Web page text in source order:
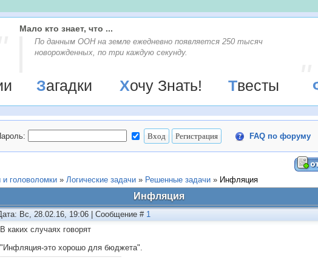
Мало кто знает, что ...
По данным ООН на земле ежедневно появляется 250 тысяч
новорожденных, по три каждую секунду.
Загадки Хочу Знать! Твесты
FAQ по форуму
и головоломки » Логические задачи » Решенные задачи » Инфляция
Инфляция
Вс, 28.02.16, 19:06 | Сообщение # 1
В каких случаях говорят
"Инфляция-это хорошо для бюджета".